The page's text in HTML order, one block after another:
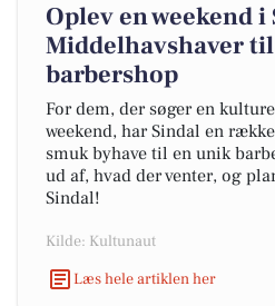
Oplev en weekend
Middelhavshaver
barbershop
For dem, der søger en
weekend, har Sindal en
smuk byhave til en unik
ud af, hvad der venter, og
Sindal!
Kilde: Kultunaut
Læs hele artiklen her